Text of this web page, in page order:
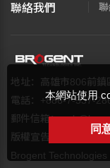
本網站使用
同
聯絡我們
地址：高雄市806前鎮
電話：+886-7-537-
郵件信箱：
版權宣告
隱私權保
Brogent